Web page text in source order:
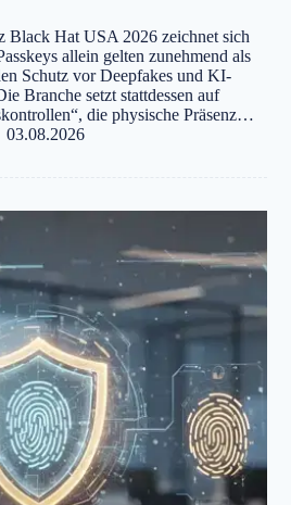
Black Hat USA 2026 zeichnet sich
allein gelten zunehmend als
Schutz vor Deepfakes und KI-
Branche setzt stattdessen auf
die physische Präsenz…
03.08.2026